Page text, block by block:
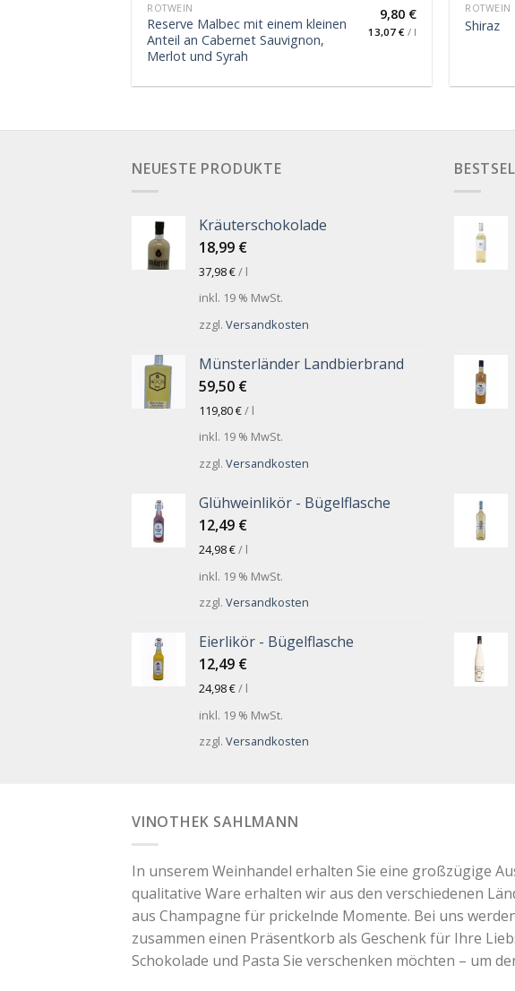
ROTWEIN
Reserve Malbec mit einem kleinen
Anteil an Cabernet Sauvignon,
Merlot und Syrah
9,80 €
13,07 € / l
ROTWEIN
Shiraz
NEUESTE PRODUKTE
Kräuterschokolade
18,99 €
37,98€/ l
inkl. 19 % MwSt.
zzgl. Versandkosten
Münsterländer Landbierbrand
59,50 €
119,80€/ l
inkl. 19 % MwSt.
zzgl. Versandkosten
Glühweinlikör - Bügelflasche
12,49 €
24,98€/ l
inkl. 19 % MwSt.
zzgl. Versandkosten
Eierlikör - Bügelflasche
12,49 €
24,98€/ l
inkl. 19 % MwSt.
zzgl. Versandkosten
VINOTHEK SAHLMANN
In unserem Weinhandel erhalten Sie eine großzügige
qualitative Ware erhalten wir aus den verschiedenen
aus Champagne für prickelnde Momente. Bei uns
zusammen einen Präsentkorb als Geschenk für Ihre
Schokolade und Pasta Sie verschenken möchten – um